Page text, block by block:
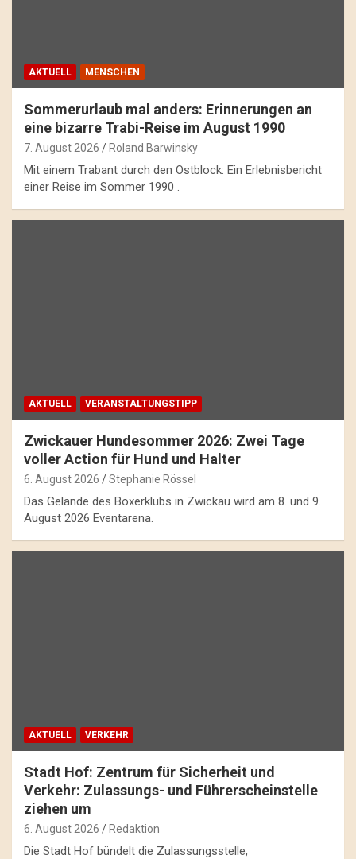
AKTUELL MENSCHEN
Sommerurlaub mal anders: Erinnerungen an
eine bizarre Trabi-Reise im August 1990
7. August 2026 Roland Barwinsky
Mit einem Trabant durch den Ostblock: Ein Erlebnisbericht
einer Reise im Sommer 1990 .
AKTUELL VERANSTALTUNGSTIPP
Zwickauer Hundesommer 2026: Zwei Tage
voller Action für Hund und Halter
6. August 2026 Stephanie Rössel
Das Gelände des Boxerklubs in Zwickau wird am 8. und 9.
August 2026 Eventarena.
AKTUELL VERKEHR
Stadt Hof: Zentrum für Sicherheit und
Verkehr: Zulassungs- und Führerscheinstelle
ziehen um
6. August 2026 Redaktion
Die Stadt Hof bündelt die Zulassungsstelle,